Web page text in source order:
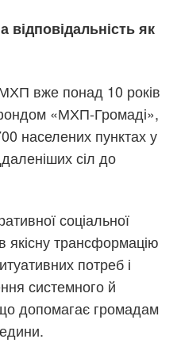
відповідальність як
МХП вже понад 10 років
«МХП-Громаді»,
населених пунктах у
сіл до
соціальної
якісну трансформацію
потреб і
системного й
допомагає громадам